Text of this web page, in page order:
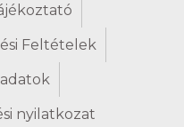
Feltételek
nyilatkozat